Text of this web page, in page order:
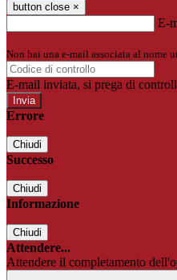
button close ×
E-
Non hai una e-mail associata al nome
E-mail inviata, si prega di
Errore
Chiudi
Successo
Chiudi
Informazione
Chiudi
Attendere...
Attendere il completamento